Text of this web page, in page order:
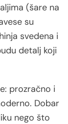
(šare na
su
svedena i
detalj koji
prozračno i
Dobar
nego što